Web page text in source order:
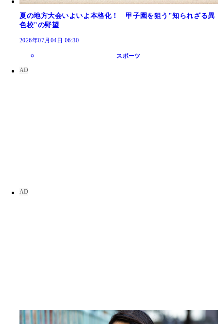
夏の地方大会いよいよ本格化！ 甲子園を狙う"知られざる異
色校"の野望
2026年07月04日 06:30
スポーツ